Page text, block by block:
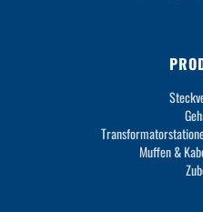
Muffen &